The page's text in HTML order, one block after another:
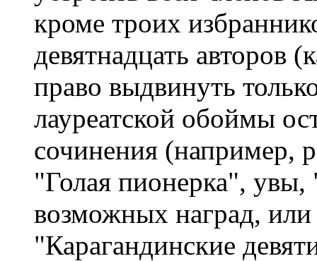
кроме троих
девятнадцать авторов
право выдвинуть
лауреатской обоймы
сочинения (например,
"Голая пионерка",
возможных наград,
"Карагандинские